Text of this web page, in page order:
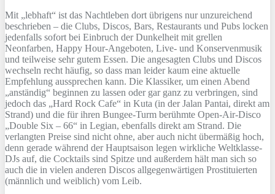
Mit „lebhaft“ ist das Nachtleben dort übrigens nur unzureichend
beschrieben – die Clubs, Discos, Bars, Restaurants und Pubs locken
jedenfalls sofort bei Einbruch der Dunkelheit mit grellen
Neonfarben, Happy Hour-Angeboten, Live- und Konservenmusik
und teilweise sehr gutem Essen. Die angesagten Clubs und Discos
wechseln recht häufig, so dass man leider kaum eine aktuelle
Empfehlung aussprechen kann. Die Klassiker, um einen Abend
„anständig“ beginnen zu lassen oder gar ganz zu verbringen, sind
jedoch das „Hard Rock Cafe“ in Kuta (in der Jalan Pantai, direkt am
Strand) und die für ihren Bungee-Turm berühmte Open-Air-Disco
„Double Six – 66“ in Legian, ebenfalls direkt am Strand. Die
verlangten Preise sind nicht ohne, aber auch nicht übermäßig hoch,
denn gerade während der Hauptsaison legen wirkliche Weltklasse-
DJs auf, die Cocktails sind Spitze und außerdem hält man sich so
auch die in vielen anderen Discos allgegenwärtigen Prostituierten
(männlich und weiblich) vom Leib.